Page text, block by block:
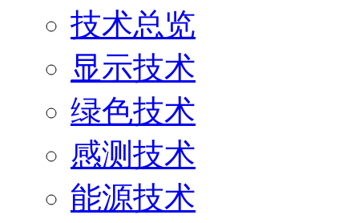
技术总览
显示技术
绿色技术
感测技术
能源技术